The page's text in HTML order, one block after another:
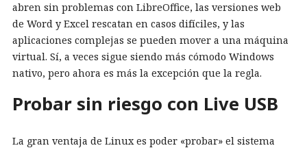
abren sin problemas con LibreOffice, las versiones web
de Word y Excel rescatan en casos difíciles, y las
aplicaciones complejas se pueden mover a una máquina
virtual. Sí, a veces sigue siendo más cómodo Windows
nativo, pero ahora es más la excepción que la regla.
Probar sin riesgo con Live USB
La gran ventaja de Linux es poder «probar» el sistema